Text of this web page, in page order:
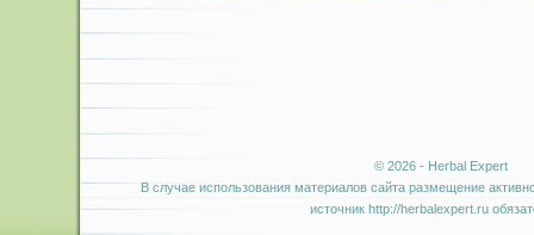
© 2026 - Herbal Expert
В случае использования материалов сайта размещение
источник http://herbalexpert.ru